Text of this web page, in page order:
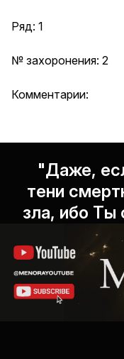
Ряд: 1
№ захоронения: 2
Комментарии:
"Даже,
тени
зла, ибо Ты